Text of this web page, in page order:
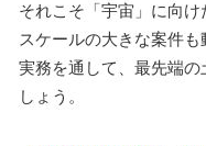
それこそ「宇宙」に向け
スケールの大きな案件も
実務を通して、最先端
しょう。